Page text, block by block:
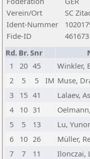
Verein/Ort
SC
Ident-Nummer
Fide-ID
Rd. Br.Snr
1
20 45 Winkler,
2
5 5 IM Muse,
3
15 41 Lalaev,
4
10 31
5
5 13 Lu,
6
10 26 Müller,
7
7 11 Ilonczai,